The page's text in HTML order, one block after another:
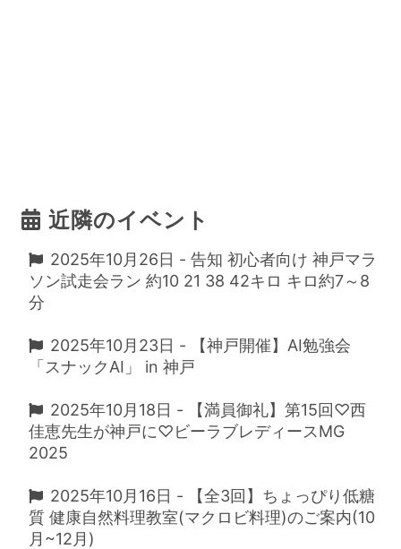
近隣のイベント
2025年10月26日 - 告知 初心者向け 神戸マラ
ソン試走会ラン 約10 21 38 42キロ キロ約7～8
分
2025年10月23日 - 【神戸開催】AI勉強会
「スナックAI」 in 神戸
2025年10月18日 - 【満員御礼】第15回♡西
佳恵先生が神戸に♡ビーラブレディースMG
2025
2025年10月16日 - 【全3回】ちょっぴり低糖
質 健康自然料理教室(マクロビ料理)のご案内(10
月~12月)